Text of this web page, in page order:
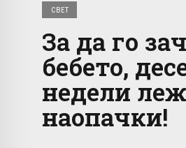
СВЕТ
За да го
бебето,
недели
наопачки!